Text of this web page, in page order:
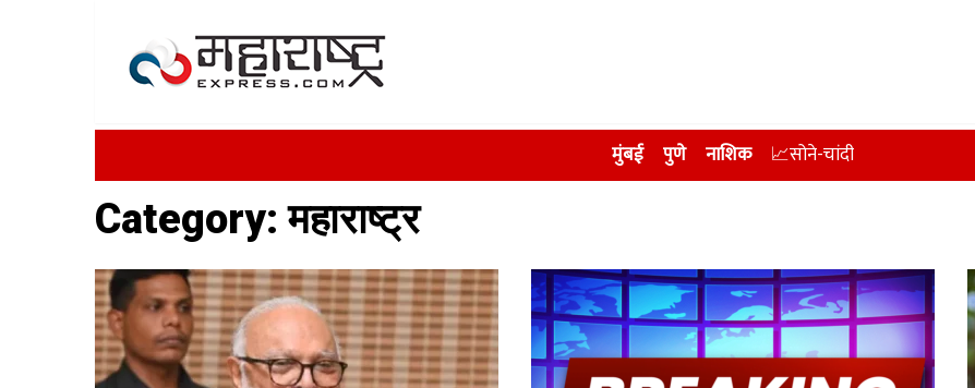
मुंबई पुणे नाशिक 📈सोने-चांदी
Category:महाराष्ट्र